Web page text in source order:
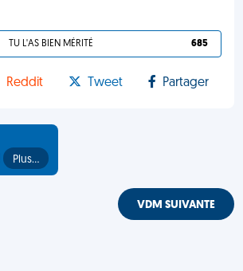
TU L'AS BIEN MÉRITÉ 685
Reddit Tweet Partager
Plus…
VDM SUIVANTE